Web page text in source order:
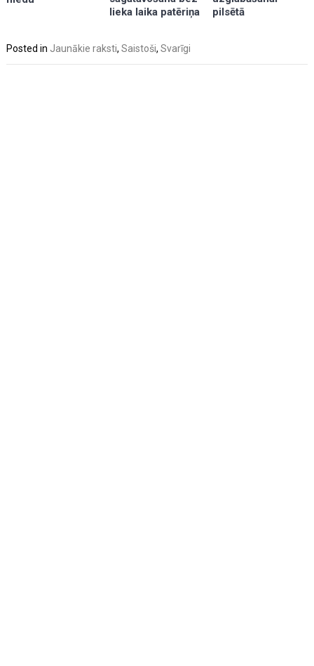
lieka laika patēriņa
pilsētā
Posted in Jaunākie raksti,Saistoši,Svarīgi